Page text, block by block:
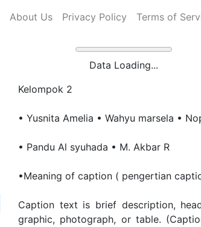
About Us Privacy Policy Terms of
Data Loading...
Kelompok 2
• Yusnita Amelia • Wahyu marsela •
• Pandu Al syuhada • M. Akbar R
•Meaning of caption ( pengertian
Caption text is brief description,
graphic, photograph, or table.